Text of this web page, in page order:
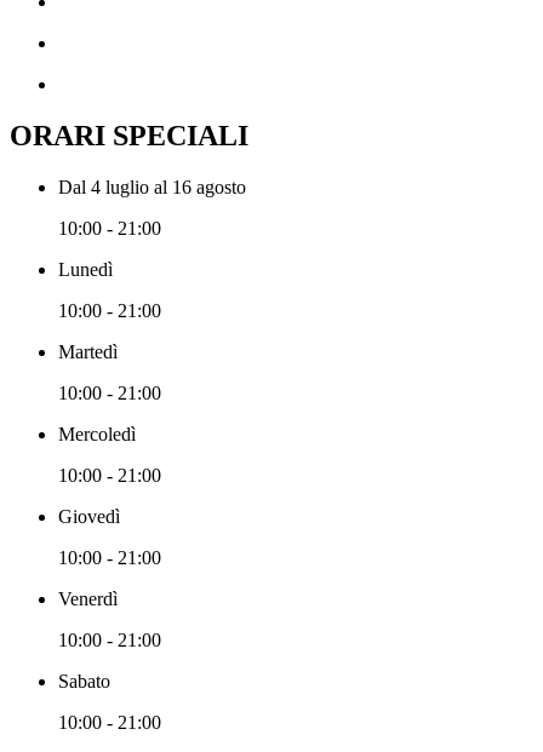
ORARI SPECIALI
Dal 4 luglio al 16 agosto
10:00 - 21:00
Lunedì
10:00 - 21:00
Martedì
10:00 - 21:00
Mercoledì
10:00 - 21:00
Giovedì
10:00 - 21:00
Venerdì
10:00 - 21:00
Sabato
10:00 - 21:00